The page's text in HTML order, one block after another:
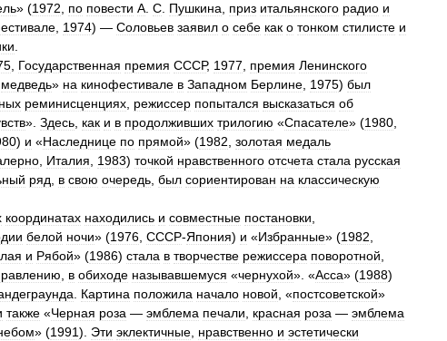
» (1972 по повести А С Пушкина приз итальянского радио и
1974) — Соловьев заявил о себе как о тонком стилисте и
Государственная премия СССР, 1977 премия Ленинского
медведь» на кинофестивале в Западном Берлине 1975) был
реминисценциях режиссер попытался высказаться об
». Здесь как и в продолживших трилогию «Спасателе» (1980
) и «Наследнице по прямой» (1982 золотая медаль
Италия 1983) точкой нравственного отсчета стала русская
ряд в свою очередь был сориентирован на классическую
координатах находились и совместные постановки
белой ночи» (1976 СССР-Япония) и «Избранные» (1982
и Рябой» (1986) стала в творчестве режиссера поворотной
в обиходе называвшемуся «чернухой». «Асса» (1988)
Картина положила начало новой , «постсоветской»
также «Черная роза — эмблема печали красная роза — эмблема
» (1991). Эти эклектичные нравственно и эстетически